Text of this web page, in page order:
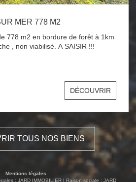
MER 778 M2
778 m2 en bordure de forêt à 1km
du centre ville et proche , non viabilisé. A SAISIR !!!
DÉCOUVRIR
TOUS NOS BIENS
Mentions légales
: JARD IMMOBILIER | Raison sociale : JARD